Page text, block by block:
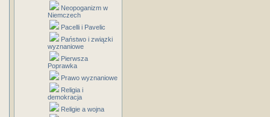
Neopoganizm w
Niemczech
Pacelli i Pavelic
Państwo i związki
wyznaniowe
Pierwsza
Poprawka
Prawo wyznaniowe
Religia i
demokracja
Religie a wojna